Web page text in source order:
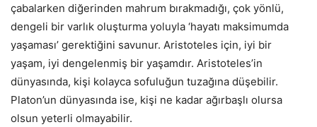
çabalarken diğerinden mahrum bırakmadığı, çok yönlü,
dengeli bir varlık oluşturma yoluyla ‘hayatı maksimumda
yaşaması’ gerektiğini savunur. Aristoteles için, iyi bir
yaşam, iyi dengelenmiş bir yaşamdır. Aristoteles’in
dünyasında, kişi kolayca sofuluğun tuzağına düşebilir.
Platon’un dünyasında ise, kişi ne kadar ağırbaşlı olursa
olsun yeterli olmayabilir.